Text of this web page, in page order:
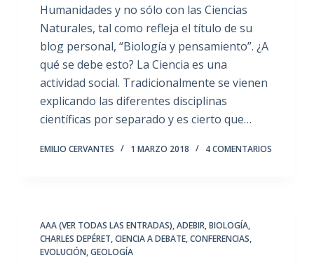
Humanidades y no sólo con las Ciencias
Naturales, tal como refleja el título de su
blog personal, “Biología y pensamiento”. ¿A
qué se debe esto? La Ciencia es una
actividad social. Tradicionalmente se vienen
explicando las diferentes disciplinas
científicas por separado y es cierto que…
EMILIO CERVANTES 1 MARZO 2018 4 COMENTARIOS
AAA (VER TODAS LAS ENTRADAS),ADEBIR,BIOLOGÍA,
CHARLES DEPÉRET,CIENCIA A DEBATE,CONFERENCIAS,
EVOLUCIÓN,GEOLOGÍA